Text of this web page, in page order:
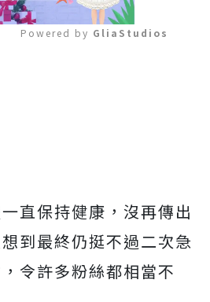
Powered by GliaStudios
直保持健康，沒再傳出
到最終仍挺不過二次急
令許多粉絲都相當不